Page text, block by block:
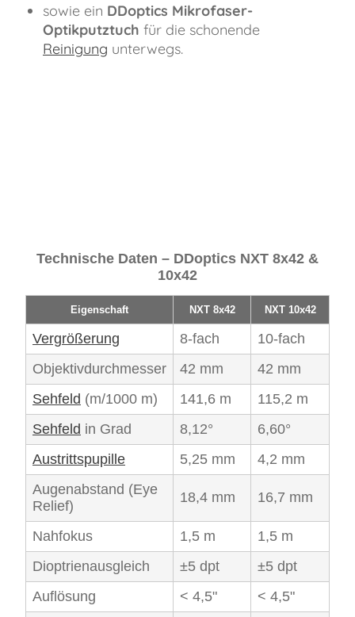
sowie ein DDoptics Mikrofaser-
Optikputztuch für die schonende
Reinigung unterwegs.
Technische Daten – DDoptics NXT 8x42 &
10x42
Eigenschaft NXT 8x42 NXT 10x42
Vergrößerung 8-fach
10-fach
Objektivdurchmesser
42 mm
42 mm
Sehfeld (m/1000 m) 141,6 m
115,2 m
Sehfeld in Grad 8,12°
6,60°
Austrittspupille
5,25 mm
4,2 mm
Augenabstand (Eye
Relief)
18,4 mm 16,7 mm
Nahfokus 1,5 m
1,5 m
Dioptrienausgleich
±5 dpt
±5 dpt
Auflösung
< 4,5"
< 4,5"